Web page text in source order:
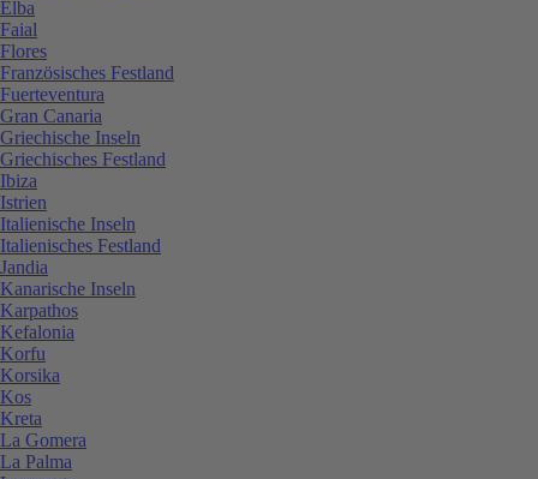
Elba
Faial
Flores
Französisches Festland
Fuerteventura
Gran Canaria
Griechische Inseln
Griechisches Festland
Ibiza
Istrien
Italienische Inseln
Italienisches Festland
Jandia
Kanarische Inseln
Karpathos
Kefalonia
Korfu
Korsika
Kos
Kreta
La Gomera
La Palma